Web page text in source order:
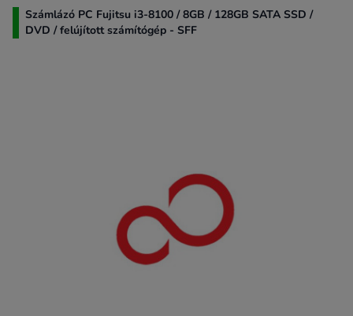
Számlázó PC Fujitsu i3-8100 / 8GB / 128GB SATA SSD /
DVD / felújított számítógép - SFF